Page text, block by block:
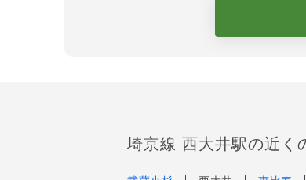
埼京線 西大井駅の近く